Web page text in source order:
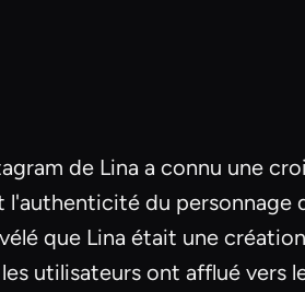
de Lina a connu une
l'authenticité du personnage
que Lina était une
utilisateurs ont afflué vers